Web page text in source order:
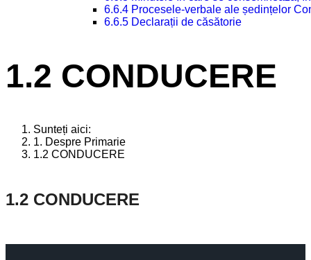
6.6.4 Procesele-verbale ale ședințelor
6.6.5 Declarații de căsătorie
1.2 CONDUCERE
Sunteți aici:
1. Despre Primarie
1.2 CONDUCERE
1.2 CONDUCERE